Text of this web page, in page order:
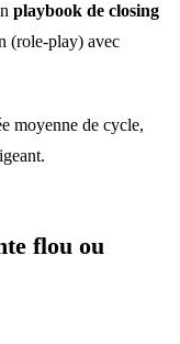
playbook de closing
(role-play) avec
moyenne de cycle,
flou ou